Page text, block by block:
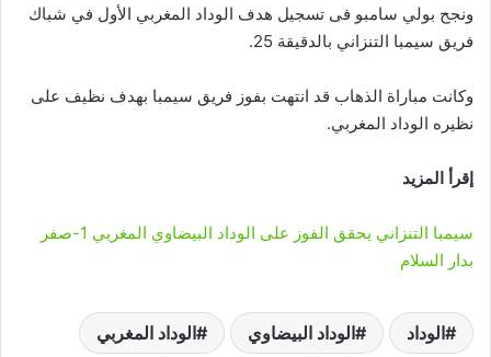
ونجح بولي سامبو فى تسجيل هدف الوداد المغربي الأول في شباك
فريق سيمبا التنزاني بالدقيقة 25.
وكانت مباراة الذهاب قد انتهت بفوز فريق سيمبا بهدف نظيف على
نظيره الوداد المغربي.
إقرأ المزيد
سيمبا التنزاني يحقق الفوز على الوداد البيضاوي المغربي 1-صفر
بدار السلام
الوداد الوداد البيضاوي الوداد المغربي